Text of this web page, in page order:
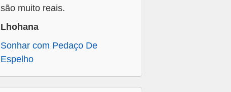
são muito reais.
Lhohana
Sonhar com Pedaço De
Espelho